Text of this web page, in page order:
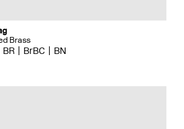
Brass
BR BrBC BN